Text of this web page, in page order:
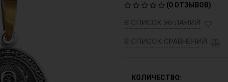
(0 ОТЗЫВОВ)
В СПИСОК ЖЕЛАНИЙ
В СПИСОК СРАВНЕНИЙ
КОЛИЧЕСТВО: